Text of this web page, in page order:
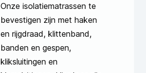
Onze isolatiematrassen te
bevestigen zijn met haken
en rijgdraad, klittenband,
banden en gespen,
kliksluitingen en